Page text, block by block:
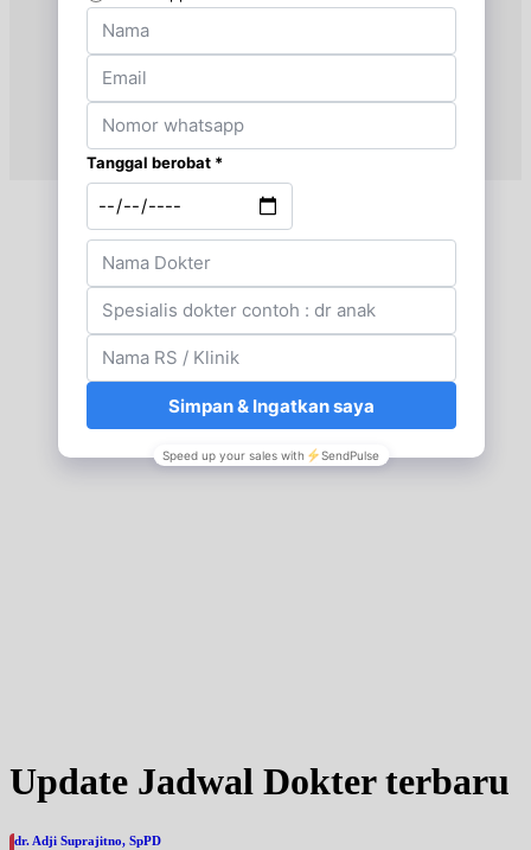
Senin, 31/08/2026
Jam 09:00 - 13:00
Selasa, 01/09/2026
Jam 16:00 - 20:00
Rabu, 02/09/2026
Jam 09:00 - 12:00
Jumat, 04/09/2026
Jam 09:00 - 11:00
Sabtu, 05/09/2026
Jam 10:00 - 14:00
Update Jadwal Dokter terbaru
dr. Adji Suprajitno, SpPD